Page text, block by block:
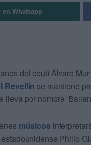
en Whatsapp
del ceutí Álvaro
Revellín se mantiene
lleva por nombre
músicos
Philip